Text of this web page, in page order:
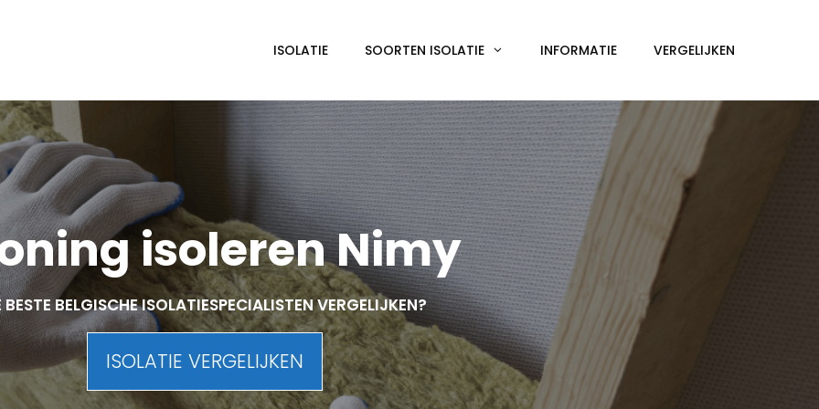
ISOLATIE SOORTEN ISOLATIE INFORMATIE VERGELIJKEN
isoleren Nimy
BESTE BELGISCHE ISOLATIESPECIALISTEN VERGELIJKEN?
ISOLATIE VERGELIJKEN